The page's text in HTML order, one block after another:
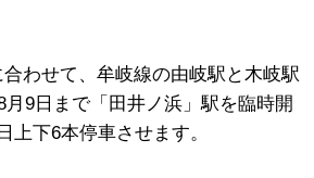
わせて、牟岐線の由岐駅と木岐駅
9日まで「田井ノ浜」駅を臨時開
上下6本停車させます。